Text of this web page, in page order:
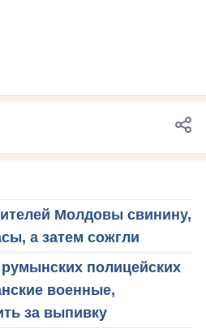
Молдовы свинину,
а затем сожгли
полицейских
военные,
за выпивку